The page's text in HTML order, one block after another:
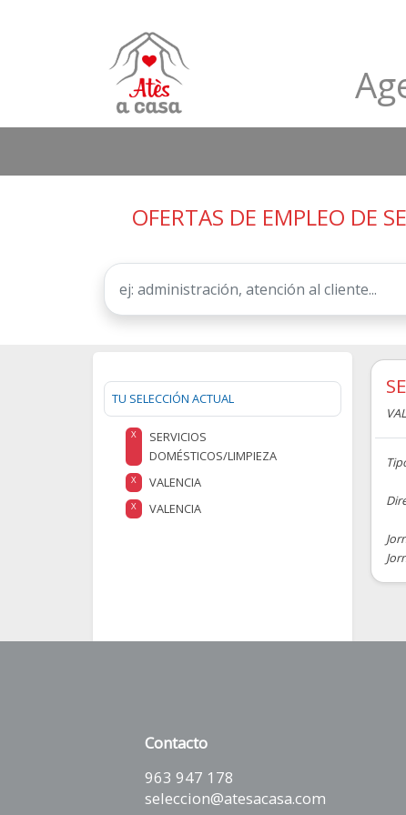
OFERTAS DE EMPLEO DE
TU SELECCIÓN ACTUAL
X
SERVICIOS
DOMÉSTICOS/LIMPIEZA
X VALENCIA
X VALENCIA
Contacto
963 947 178
seleccion@atesacasa.com